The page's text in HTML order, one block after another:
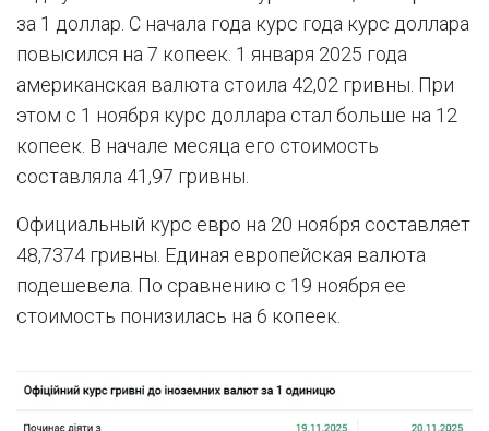
за 1 доллар. С начала года курс года курс доллара
повысился на 7 копеек. 1 января 2025 года
американская валюта стоила 42,02 гривны. При
этом с 1 ноября курс доллара стал больше на 12
копеек. В начале месяца его стоимость
составляла 41,97 гривны.
Официальный курс евро на 20 ноября составляет
48,7374 гривны. Единая европейская валюта
подешевела. По сравнению с 19 ноября ее
стоимость понизилась на 6 копеек.